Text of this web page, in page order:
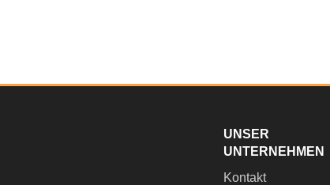
UNSER
UNTERNEHMEN
Kontakt